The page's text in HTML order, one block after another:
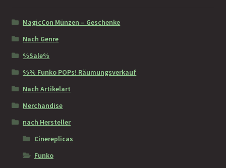
MagicCon Münzen – Geschenke
Nach Genre
%Sale%
%% Funko POPs! Räumungsverkauf
Nach Artikelart
Merchandise
nach Hersteller
Cinereplicas
Funko